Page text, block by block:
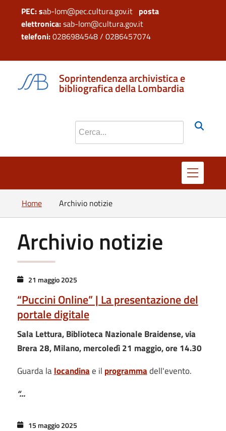
PEC: sab-lom@pec.cultura.gov.it posta
elettronica:sab-lom@cultura.gov.it
telefoni:0286984548 / 0286457074
Soprintendenza archivistica e
bibliografica della Lombardia
Cerca nel sito
Home Archivio notizie
Archivio notizie
21 maggio 2025
“Puccini Online” | La presentazione del
portale digitale
Sala Lettura, Biblioteca Nazionale Braidense, via
Brera 28, Milano, mercoledì 21 maggio, ore 14.30
Guarda lalocandinae il programmadell'evento.
“…
15 maggio 2025